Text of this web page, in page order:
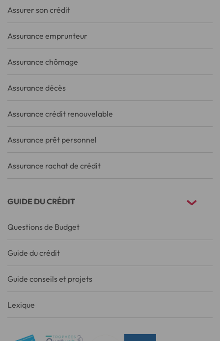
Assurer son crédit
Assurance emprunteur
Assurance chômage
Assurance décès
Assurance crédit renouvelable
Assurance prêt personnel
Assurance rachat de crédit
GUIDE DU CRÉDIT
Questions de Budget
Guide du crédit
Guide conseils et projets
Lexique